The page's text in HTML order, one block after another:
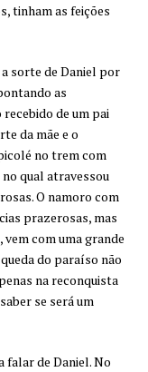
tinham as feições
sorte de Daniel por
as
de um pai
da mãe e o
no trem com
qual atravessou
O namoro com
prazerosas, mas
com uma grande
do paraíso não
na reconquista
se será um
falar de Daniel. No